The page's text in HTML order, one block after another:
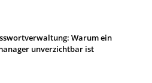
Warum ein
unverzichtbar ist